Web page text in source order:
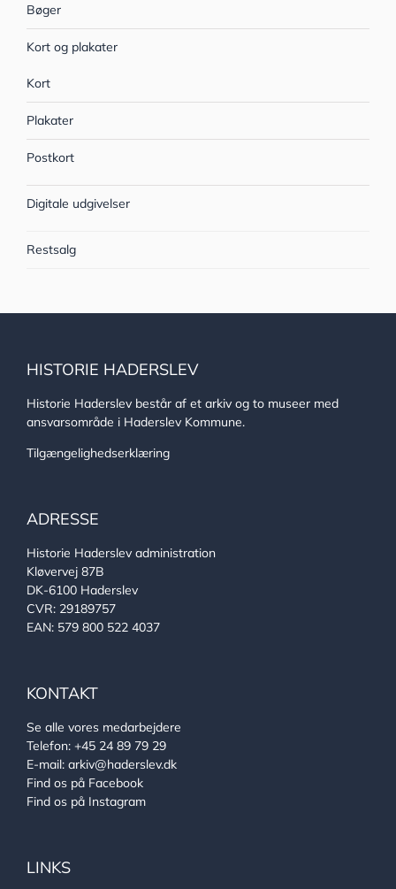
Bøger
Kort og plakater
Kort
Plakater
Postkort
Digitale udgivelser
Restsalg
HISTORIE HADERSLEV
Historie Haderslev består af et arkiv og to museer med
ansvarsområde i Haderslev Kommune.
Tilgængelighedserklæring
ADRESSE
Historie Haderslev administration
Kløvervej 87B
DK-6100 Haderslev
CVR: 29189757
EAN: 579 800 522 4037
KONTAKT
Se alle vores medarbejdere
Telefon: +45 24 89 79 29
E-mail: arkiv@haderslev.dk
Find os på Facebook
Find os på Instagram
LINKS